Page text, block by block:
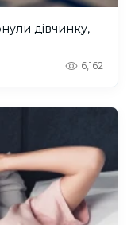
дівчинку,
6,162